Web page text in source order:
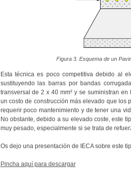
Figura 3. Esquema de un
Esta técnica es poco competitiva debido al
sustituyendo las barras por bandas
transversal de 2 x 40 mm² y se suministran
un costo de construcción más elevado que los
requerir poco mantenimiento y de tener una
No obstante, debido a su elevado coste, este
muy pesado, especialmente si se trata de
Os dejo una presentación de IECA sobre este
Pincha aquí para descargar